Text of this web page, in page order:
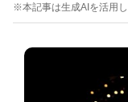
※本記事は生成AIを活用し